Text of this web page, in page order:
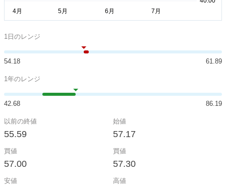
1日のレンジ
54.18 61.89
1年のレンジ
42.68 86.19
以前の終値
55.59
始値
57.17
買値
57.00
買値
57.30
安値 高値